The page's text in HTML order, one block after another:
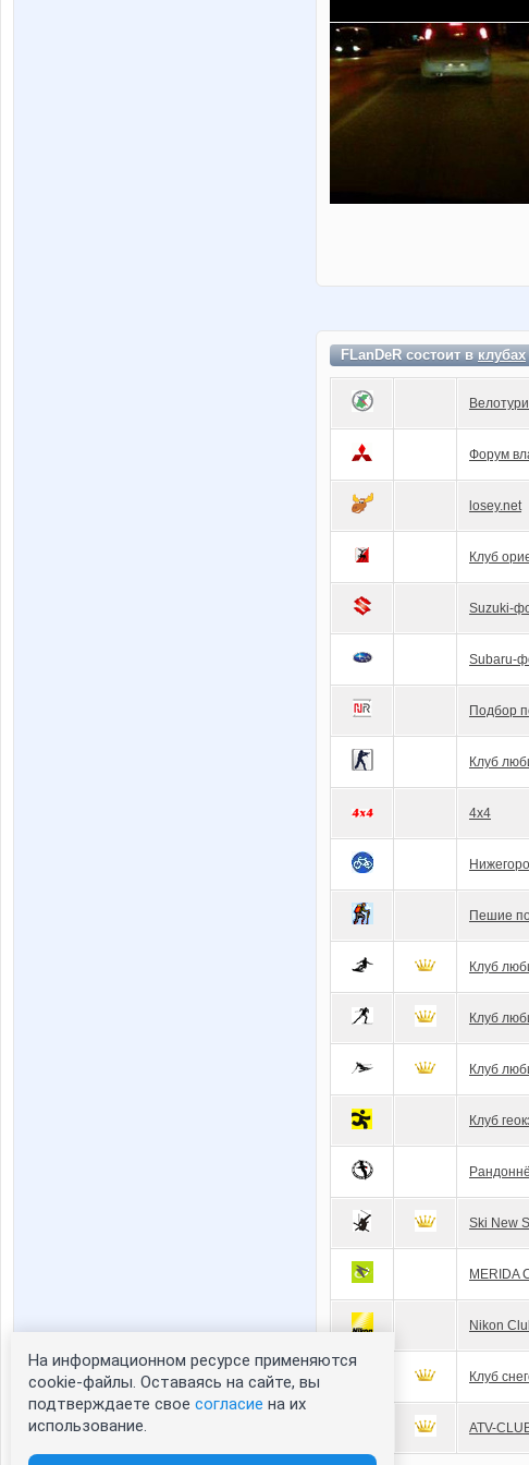
FLanDeR состоит вклубах
Форум
losey.net
Клуб
Suzuki-
Subaru-
Подбор
Клуб
4x4
Пешие
Клуб
Клуб
Клуб
Клуб
Ski New
MERIDA
Nikon
Клуб
ATV-
На информационном ресурсе применяются
cookie-файлы. Оставаясь на сайте, вы
подтверждаете свое согласие на их
использование.